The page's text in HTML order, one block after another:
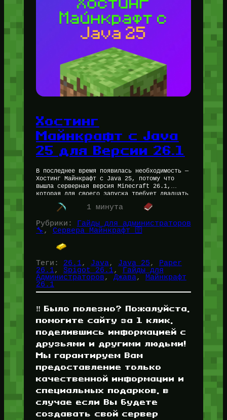
Хостинг
Майнкрафт с Java
25 для Версии 26.1
В последнее время появилась необходимость —
Хостинг Майнкрафт с Java 25, потому что
вышла серверная версия Minecraft 26.1,
которая для своего запуска требует двадцать
пятую джаву. Сегодня Опытный Администратор
1 минута
Рубрики: Гайды для администраторов
🔧 , Сервера Майнкрафт 🛜
Теги: 26.1, Java, Java 25,
Paper
26.1, Spigot 26.1,
Гайды для
Администраторов, Джава,
Майнкрафт
26.1
‼️ Было полезно? Пожалуйста,
помогите сайту за 1 клик,
поделившись информацией с
друзьями и другими людьми!
Мы гарантируем Вам
предоставление только
качественной информации и
специальных подарков, в
случае если Вы будете
создавать свой сервер